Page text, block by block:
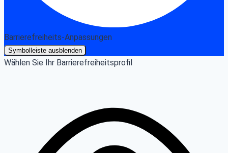
Barrierefreiheits-Anpassungen
Symbolleiste ausblenden
Wählen Sie Ihr Barrierefreiheitsprofil